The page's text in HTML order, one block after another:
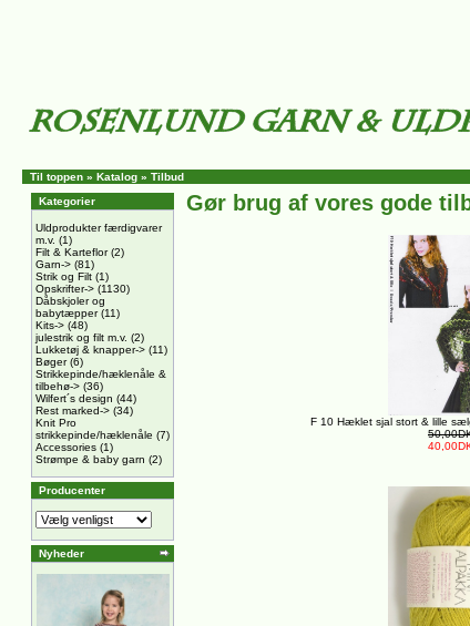
Til toppen » Katalog » Tilbud
Kategorier
Uldprodukter færdigvarer
m.v. (1)
Filt & Karteflor(2)
Garn-> (81)
Strik og Filt (1)
Opskrifter-> (1130)
Dåbskjoler og
babytæpper(11)
Kits-> (48)
julestrik og filt m.v. (2)
Lukketøj & knapper-> (11)
Bøger(6)
Strikkepinde/hæklenåle &
tilbehø-> (36)
Wilfert´s design (44)
Rest marked-> (34)
Knit Pro
strikkepinde/hæklenåle (7)
Accessories (1)
Strømpe & baby garn (2)
Producenter
Nyheder
Gør brug af vores gode
F 10 Hæklet sjal stort & lille